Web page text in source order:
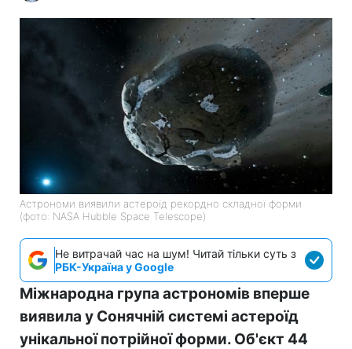
Астрономи виявили астероїд рекордно складної форми
(фото: NASA Hubble Space Telescope)
Не витрачай час на шум! Читай тільки суть з
РБК-Україна у Google
Міжнародна група астрономів вперше
виявила у Сонячній системі астероїд
унікальної потрійної форми. Об'єкт 44